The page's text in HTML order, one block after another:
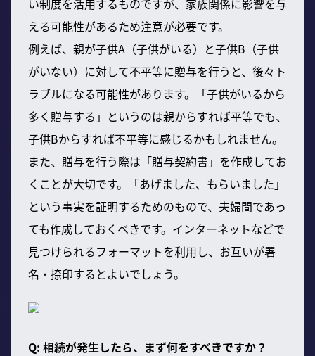
える可能性があるため注意が必要です。
例えば、親が子供A（子供がいる）と子供B（子供
がいない）に対して不平等に贈与を行うと、後々ト
ラブルになる可能性があります。「子供がいるから
多く贈与する」というのは親からすれば平等でも、
子供Bからすれば不平等に感じるかもしれません。
また、贈与を行う際は「贈与契約書」を作成してお
くことが大切です。「あげました、もらいました」
という事実を証明するためのもので、夫婦間であっ
ても作成しておくべきです。インターネットなどで
見つけられるフォーマットを利用し、お互いが署
名・捺印するとよいでしょう。
Q: 相続が発生したら、まず何をすべきですか？